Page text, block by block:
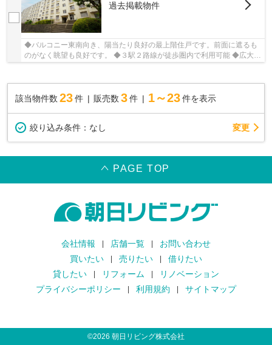
過去掲載物件
◆バルコニー東南向き、陽当たり良好の最上階住戸です。前面に遮るも
のがなく眺望も良好です。 ◆３駅２路線が徒歩圏内で利用可能 ◆広大な
敷地（敷地面積9000平米以上）と緑豊かな環境が...
該当物件数 23件 販売数 3 件 1～23 件を表示
絞り込み条件： なし 変更
PAGE TOP
会社情報 店舗一覧
お問い合わせ
買いたい
売りたい
借りたい
貸したい
リフォーム
リノベーション
プライバシーポリシー
利用規約 サイトマップ
©2026 朝日リビング株式会社